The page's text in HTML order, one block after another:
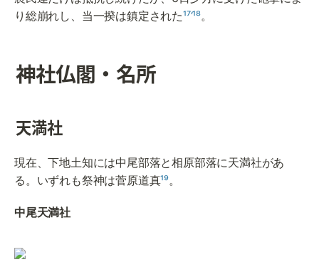
り総崩れし、当一揆は鎮定された¹⁷‘¹⁸。
神社仏閣・名所
天満社
現在、下地土知には中尾部落と相原部落に天満社があ
る。いずれも祭神は菅原道真¹⁹。
中尾天満社